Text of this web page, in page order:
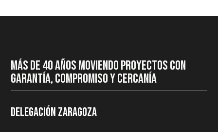
MÁS DE 40 AÑOS MOVIENDO PROYECTOS CON
GARANTÍA, COMPROMISO Y CERCANÍA
Delegación zaragoza